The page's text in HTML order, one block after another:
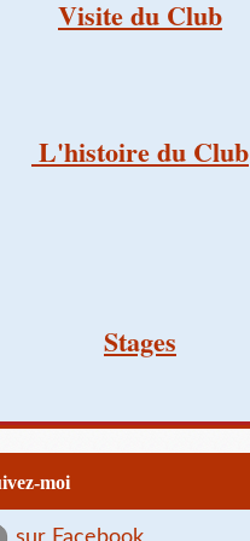
Visite du Club
L'histoire du Club
Stages
moi
sur Facebook